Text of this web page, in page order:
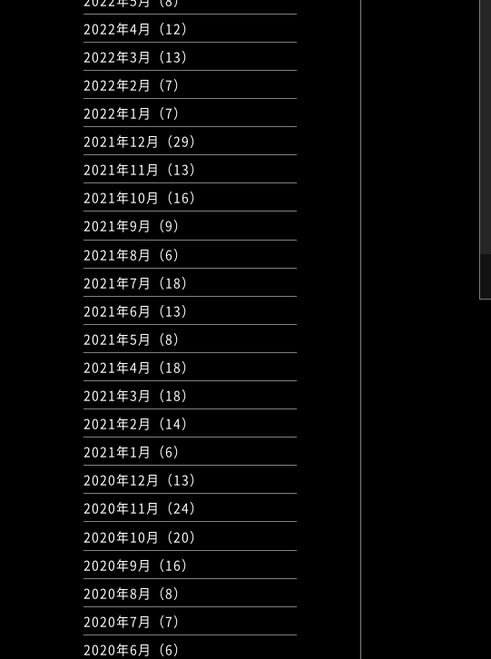
2022年4月（12）
2022年3月（13）
2022年2月（7）
2022年1月（7）
2021年12月（29）
2021年11月（13）
2021年10月（16）
2021年9月（9）
2021年8月（6）
2021年7月（18）
2021年6月（13）
2021年5月（8）
2021年4月（18）
2021年3月（18）
2021年2月（14）
2021年1月（6）
2020年12月（13）
2020年11月（24）
2020年10月（20）
2020年9月（16）
2020年8月（8）
2020年7月（7）
2020年6月（6）